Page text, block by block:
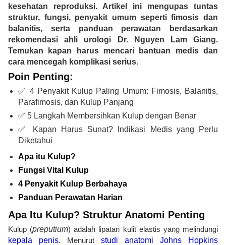
o
n
kesehatan reproduksi. Artikel ini mengupas tuntas
struktur, fungsi, penyakit umum seperti fimosis dan
balanitis, serta panduan perawatan berdasarkan
rekomendasi ahli urologi Dr. Nguyen Lam Giang.
Temukan kapan harus mencari bantuan medis dan
cara mencegah komplikasi serius.
Poin Penting:
✅ 4 Penyakit Kulup Paling Umum: Fimosis, Balanitis,
Parafimosis, dan Kulup Panjang
✅ 5 Langkah Membersihkan Kulup dengan Benar
✅ Kapan Harus Sunat? Indikasi Medis yang Perlu
Diketahui
Apa itu Kulup?
Fungsi Vital Kulup
4 Penyakit Kulup Berbahaya
Panduan Perawatan Harian
Apa Itu Kulup? Struktur Anatomi Penting
Kulup (preputium) adalah lipatan kulit elastis yang melindungi
kepala penis. Menurut studi anatomi Johns Hopkins